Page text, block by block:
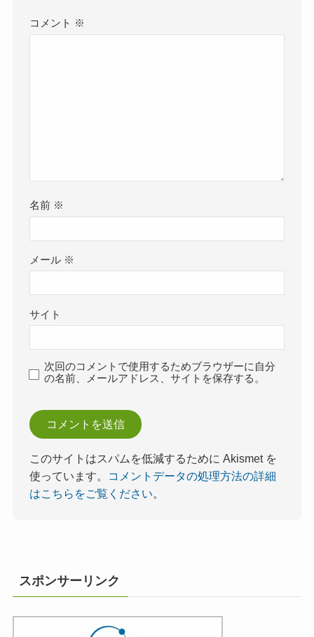
コメント ※
名前 ※
メール ※
サイト
次回のコメントで使用するためブラウザーに自分
の名前、メールアドレス、サイトを保存する。
このサイトはスパムを低減するために Akismet を
使っています。
コメントデータの処理方法の詳細
はこちらをご覧ください。
スポンサーリンク